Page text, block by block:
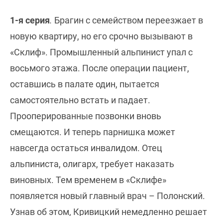
1-я серия. Брагин с семейством переезжает в
новую квартиру, но его срочно вызывают в
«Склиф». Промышленный альпинист упал с
восьмого этажа. После операции пациент,
оставшись в палате один, пытается
самостоятельно встать и падает.
Прооперированные позвонки вновь
смещаются. И теперь парнишка может
навсегда остаться инвалидом. Отец
альпиниста, олигарх, требует наказать
виновных. Тем временем в «Склифе»
появляется новый главный врач – Полонский.
Узнав об этом, Кривицкий немедленно решает